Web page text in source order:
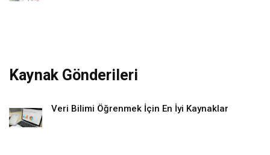
Kaynak Gönderileri
Veri Bilimi Öğrenmek İçin En İyi Kaynaklar